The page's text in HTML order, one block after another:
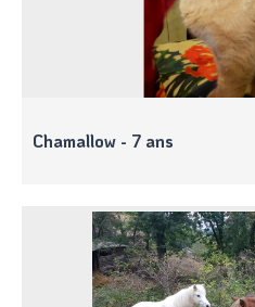
Chamallow - 7 ans